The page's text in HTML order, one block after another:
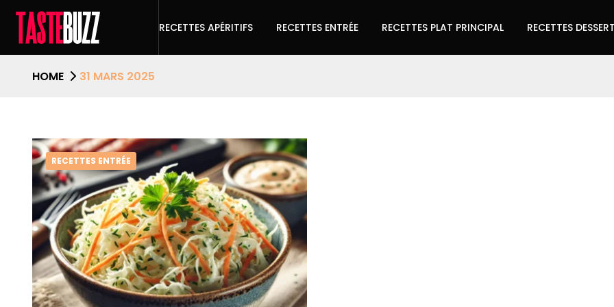
RECETTES APÉRITIFS RECETTES ENTRÉE RECETTES PLAT PRINCIPAL RECETTES
HOME 31 MARS 2025
RECETTES ENTRÉE